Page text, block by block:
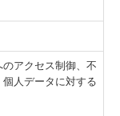
アクセス制御、不
人データに対する